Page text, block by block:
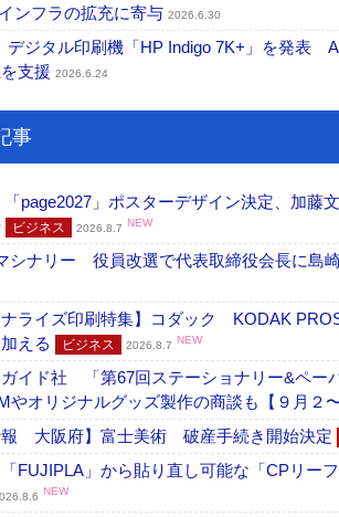
ンフラの拡充に寄与 2026.6.30
ジタル印刷機「HP Indigo 7K+」を発表
支援 2026.6.24
事
page2027」ポスターデザイン決定、加藤
ビジネス 2026.8.7 NEW
シナリー 役員改選で代表取締役会長に島
ナライズ印刷特集】コダック KODAK
える
ビジネス 2026.8.7 NEW
イド社 「第67回ステーショナリー&ペー
やオリジナルグッズ製作の商談も【９月２
報 大阪府】富士美術 破産手続き開始決定
FUJIPLA」から貼り直し可能な「CPリー
NEW